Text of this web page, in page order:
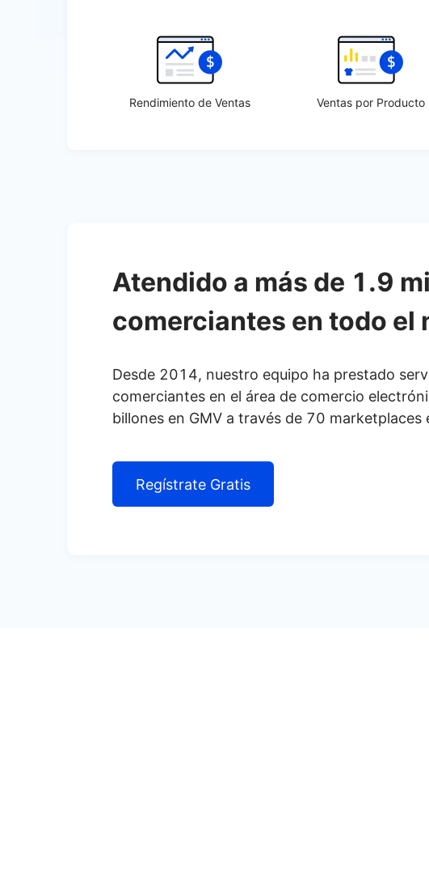
Rendimiento de Ventas Ventas por Producto
Atendido a más de 1.9
comerciantes en todo el
Desde 2014, nuestro equipo ha prestado
comerciantes en el área de comercio
billones en GMV a través de 70 marketplaces
Regístrate Gratis